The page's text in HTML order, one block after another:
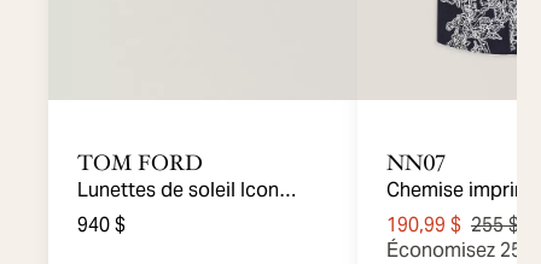
TOM FORD
Lunettes de soleil Icon
Navigator
940 $
NN07
Chemise
Deon
190,99 $ 255 $
Économisez 25